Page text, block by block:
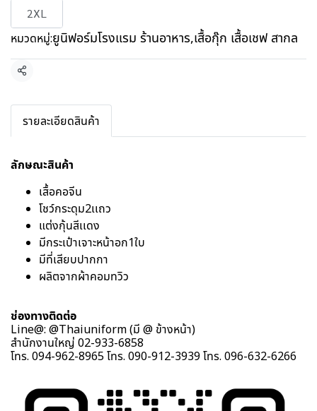
2XL
หมวดหมู่:ยูนิฟอร์มโรงแรม ร้านอาหาร,เสื้อกุ๊ก เสื้อเชฟ สากล
แชร์
รายละเอียดสินค้า
ลักษณะสินค้า
เสื้อคอจีน
โชว์กระดุม2เเถว
แต่งกุ้นสีเเดง
มีกระเป๋าเจาะหน้าอก1ใบ
มีที่เสียบปากกา
ผลิตจากผ้าคอมทวิว
ช่องทางติดต่อ
Line@: @Thaiuniform (มี @ ข้างหน้า)
สำนักงานใหญ่ 02-933-6858
โทร. 094-962-8965 โทร. 090-912-3939 โทร. 096-632-6266